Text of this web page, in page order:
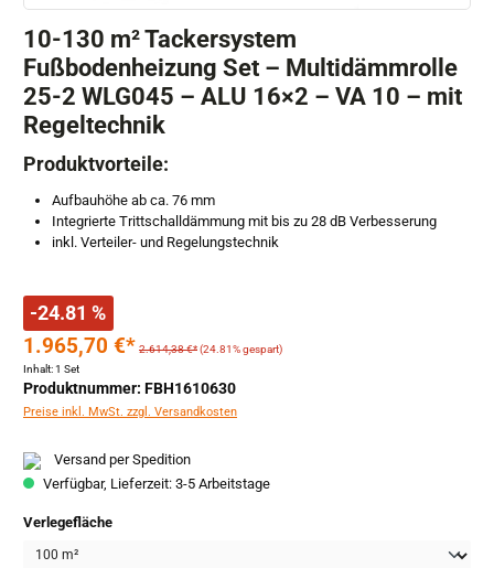
10-130 m² Tackersystem
Fußbodenheizung Set – Multidämmrolle
25-2 WLG045 – ALU 16×2 – VA 10 – mit
Regeltechnik
Produktvorteile:
Aufbauhöhe ab ca. 76 mm
Integrierte Trittschalldämmung mit bis zu 28 dB Verbesserung
inkl. Verteiler- und Regelungstechnik
-24.81 %
1.965,70 €* 2.614,38 €*(24.81% gespart)
Inhalt:1 Set
Produktnummer: FBH1610630
Preise inkl. MwSt. zzgl. Versandkosten
Versand per Spedition
Verfügbar, Lieferzeit: 3-5 Arbeitstage
Verlegeflächeauswählen